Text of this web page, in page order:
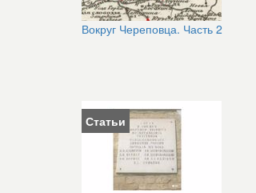
Вокруг Череповца. Часть 2
Статьи